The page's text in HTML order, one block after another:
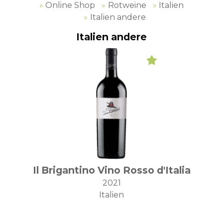
Online Shop Rotweine
Italien
Italien andere
Italien andere
Il Brigantino Vino Rosso d'Italia
2021
Italien